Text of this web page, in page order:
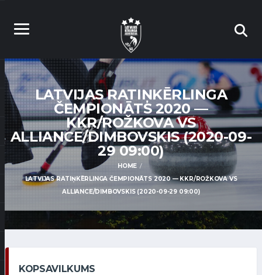
LATVIJAS RATIŅKĒRLINGA
ČEMPIONĀTS 2020 —
KKR/ROŽKOVA VS
ALLIANCE/DIMBOVSKIS (2020-09-
29 09:00)
HOME
LATVIJAS RATIŅKĒRLINGA ČEMPIONĀTS 2020 — KKR/ROŽKOVA VS
ALLIANCE/DIMBOVSKIS (2020-09-29 09:00)
KOPSAVILKUMS